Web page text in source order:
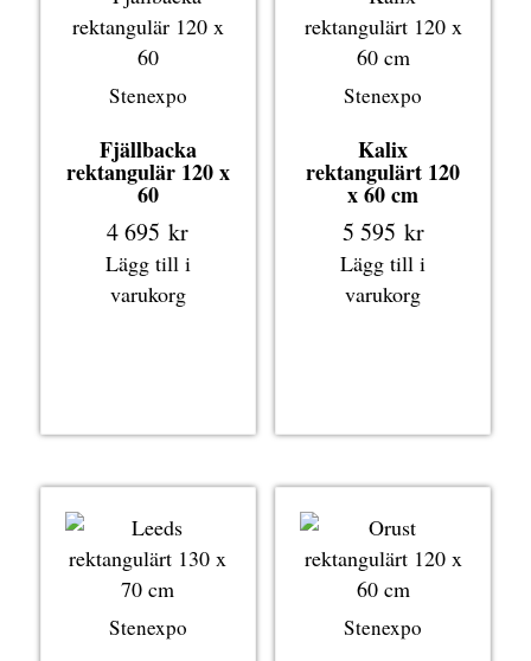
Stenexpo
Fjällbacka
rektangulär 120 x
60
4 695kr
Lägg till i
varukorg
Stenexpo
Kalix
rektangulärt 120
x 60 cm
5 595 kr
Lägg till i
varukorg
Stenexpo Stenexpo